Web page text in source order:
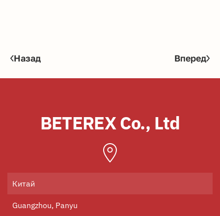
Назад Вперед
BETEREX Co., Ltd
Китай
Guangzhou, Panyu